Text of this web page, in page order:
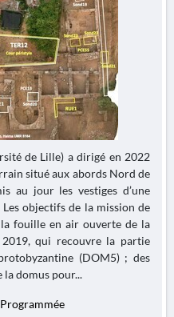
de Lille) a dirigé en 2022
situé aux abords Nord de
au jour les vestiges d’une
objectifs de la mission de
la fouille en air ouverte de la
qui recouvre la partie
(DOM5) ; des
la domus pour...